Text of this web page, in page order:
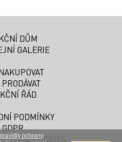
pravidly ochrany
DŮM
GALERIE
ŘÁD
PODMÍNKY
GDPR
COOKIES